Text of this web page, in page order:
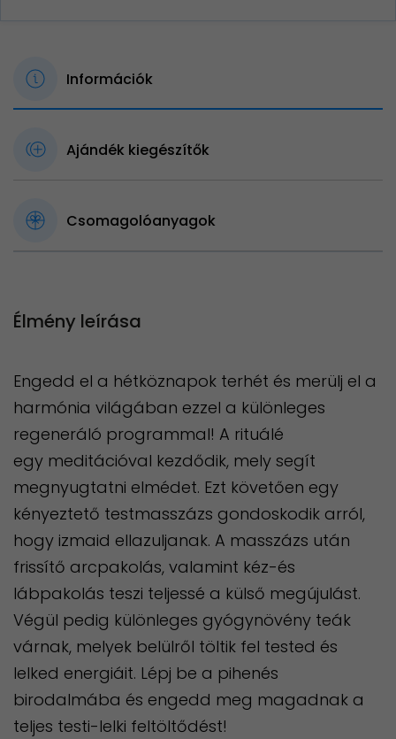
Információk
Ajándék kiegészítők
Csomagolóanyagok
Élmény leírása
Engedd el a hétköznapok terhét és merülj el a
harmónia világában ezzel a különleges
regeneráló programmal! A rituálé
egy meditációval kezdődik, mely segít
megnyugtatni elmédet. Ezt követően egy
kényeztető testmasszázs gondoskodik arról,
hogy izmaid ellazuljanak. A masszázs után
frissítő arcpakolás, valamint kéz-és
lábpakolás teszi teljessé a külső megújulást.
Végül pedig különleges gyógynövény teák
várnak, melyek belülről töltik fel tested és
lelked energiáit. Lépj be a pihenés
birodalmába és engedd meg magadnak a
teljes testi-lelki feltöltődést!